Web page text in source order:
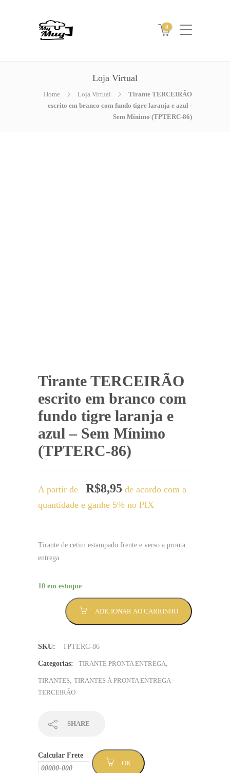
0
Loja Virtual
Home Loja Virtual
Tirante TERCEIRÃO
escrito em branco com fundo tigre laranja e azul -
Sem Mínimo (TPTERC-86)
Tirante TERCEIRÃO
escrito em branco com
fundo tigre laranja e
azul – Sem Mínimo
(TPTERC-86)
A partir de R$8,95 de acordo com a
quantidade e ganhe 5% no PIX
Tirante de cetim estampado frente e verso a pronta
entrega.
10 em estoque
TERCEIRÃO
branco
com
azul
Mínimo
(TPTERC-
ADICIONAR AO CARRINHO
SKU: TPTERC-86
Categorias: TIRANTE PRONTA ENTREGA,
TIRANTES, TIRANTES À PRONTA ENTREGA -
TERCEIRÃO
SHARE
Calcular Frete
OK